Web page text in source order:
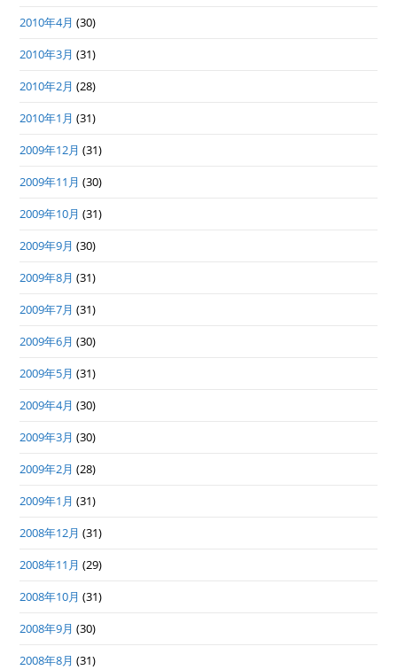
2010年4月 (30)
2010年3月 (31)
2010年2月 (28)
2010年1月 (31)
2009年12月 (31)
2009年11月 (30)
2009年10月 (31)
2009年9月 (30)
2009年8月 (31)
2009年7月 (31)
2009年6月 (30)
2009年5月 (31)
2009年4月 (30)
2009年3月 (30)
2009年2月 (28)
2009年1月 (31)
2008年12月 (31)
2008年11月 (29)
2008年10月 (31)
2008年9月 (30)
2008年8月 (31)